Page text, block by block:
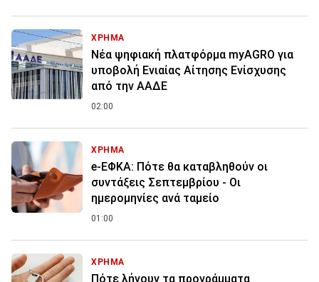
ΧΡΗΜΑ
Νέα ψηφιακή πλατφόρμα myAGRO για
υποβολή Ενιαίας Αίτησης Ενίσχυσης
από την ΑΑΔΕ
02:00
ΧΡΗΜΑ
e-ΕΦΚΑ: Πότε θα καταβληθούν οι
συντάξεις Σεπτεμβρίου - Οι
ημερομηνίες ανά ταμείο
01:00
ΧΡΗΜΑ
Πότε λήγουν τα προγράμματα